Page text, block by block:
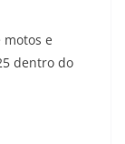
e
dentro do